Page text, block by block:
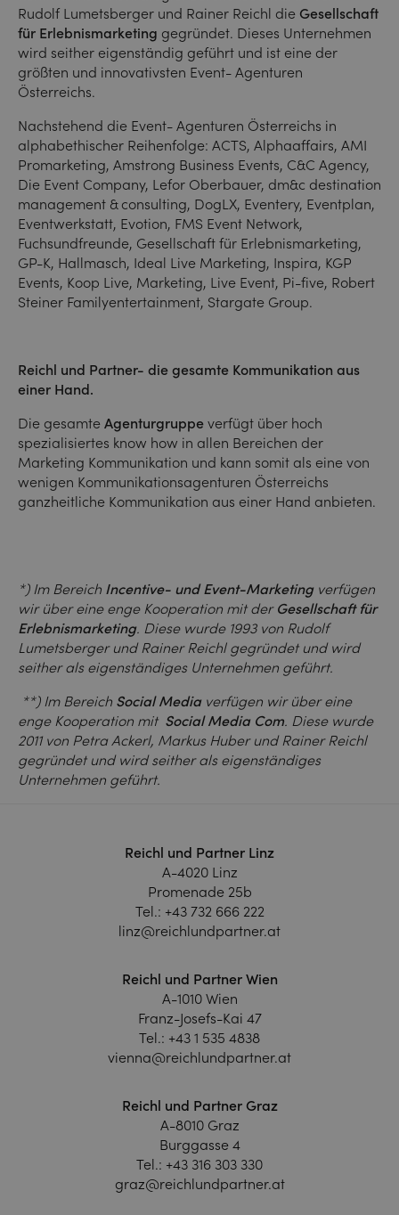
Rudolf Lumetsberger und Rainer Reichl die Gesellschaft
für Erlebnismarketing gegründet. Dieses Unternehmen
wird seither eigenständig geführt und ist eine der
größten und innovativsten Event- Agenturen
Österreichs.
Nachstehend die Event- Agenturen Österreichs in
alphabethischer Reihenfolge: ACTS, Alphaaffairs, AMI
Promarketing, Amstrong Business Events, C&C Agency,
Die Event Company, Lefor Oberbauer, dm&c destination
management & consulting, DogLX, Eventery, Eventplan,
Eventwerkstatt, Evotion, FMS Event Network,
Fuchsundfreunde, Gesellschaft für Erlebnismarketing,
GP-K, Hallmasch, Ideal Live Marketing, Inspira, KGP
Events, Koop Live, Marketing, Live Event, Pi-five, Robert
Steiner Familyentertainment, Stargate Group.
Reichl und Partner- die gesamte Kommunikation aus
einer Hand.
Die gesamte Agenturgruppe verfügt über hoch
spezialisiertes know how in allen Bereichen der
Marketing Kommunikation und kann somit als eine von
wenigen Kommunikationsagenturen Österreichs
ganzheitliche Kommunikation aus einer Hand anbieten.
*) Im Bereich Incentive- und Event-Marketing verfügen
wir über eine enge Kooperation mit der Gesellschaft für
Erlebnismarketing. Diese wurde 1993 von Rudolf
Lumetsberger und Rainer Reichl gegründet und wird
seither als eigenständiges Unternehmen geführt.
**) Im Bereich Social Media verfügen wir über eine
enge Kooperation mit Social Media Com. Diese wurde
2011 von Petra Ackerl, Markus Huber und Rainer Reichl
gegründet und wird seither als eigenständiges
Unternehmen geführt.
Reichl und Partner Linz
A-4020 Linz
Promenade 25b
Tel.: +43 732 666 222
linz@reichlundpartner.at
Reichl und Partner Wien
A-1010 Wien
Franz-Josefs-Kai 47
Tel.: +43 1 535 4838
vienna@reichlundpartner.at
Reichl und Partner Graz
A-8010 Graz
Burggasse 4
Tel.: +43 316 303 330
graz@reichlundpartner.at